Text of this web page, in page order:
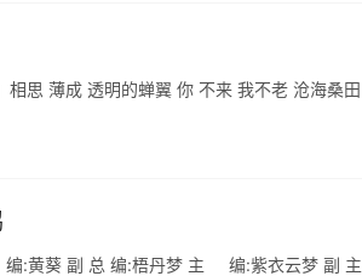
思 薄成 透明的蝉翼 你 不来 我不老 沧海桑田
:黄葵 副 总 编:梧丹梦 主 编:紫衣云梦 副 主